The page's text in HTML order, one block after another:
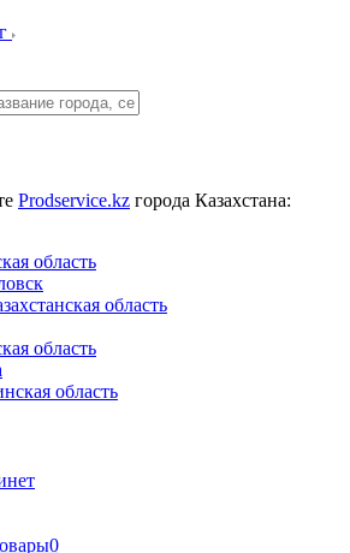
Prodservice.kz города Казахстана:
область
область
область
область
0